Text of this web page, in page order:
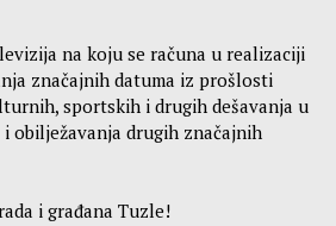
na koju se računa u realizaciji
značajnih datuma iz prošlosti
sportskih i drugih dešavanja u
obilježavanja drugih značajnih
i građana Tuzle!